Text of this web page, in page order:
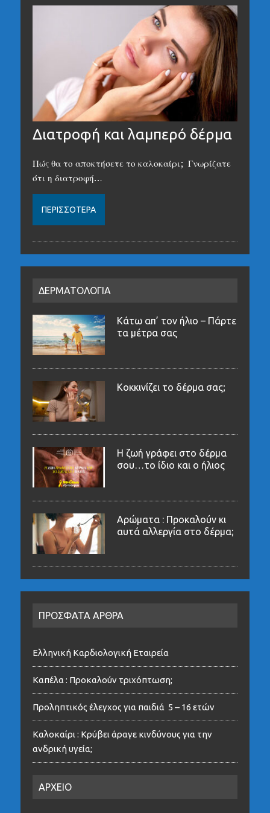
Διατροφή και λαμπερό δέρμα
Πώς θα το αποκτήσετε το καλοκαίρι; Γνωρίζατε
ότι η διατροφή…
ΠΕΡΙΣΣΌΤΕΡΑ
ΔΕΡΜΑΤΟΛΟΓΙΑ
Κάτω απ’ τον ήλιο – Πάρτε
τα μέτρα σας
Κοκκινίζει το δέρμα σας;
Η ζωή γράφει στο δέρμα
σου…το ίδιο και ο ήλιος
Αρώματα : Προκαλούν κι
αυτά αλλεργία στο δέρμα;
ΠΡΟΣΦΑΤΑ ΑΡΘΡΑ
Ελληνική Καρδιολογική Εταιρεία
Καπέλα : Προκαλούν τριχόπτωση;
Προληπτικός έλεγχος για παιδιά 5 – 16 ετών
Καλοκαίρι : Κρύβει άραγε κινδύνους για την
ανδρική υγεία;
ΑΡΧΕΙΟ